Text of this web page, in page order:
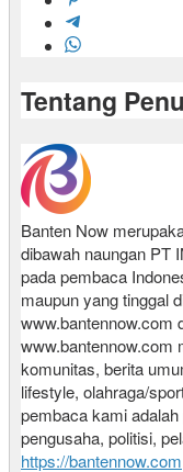
Tentang
Banten Now
dibawah naungan PT
pada pembaca
maupun yang tinggal
www.bantennow.com
www.bantennow.com
komunitas, berita
lifestyle, olahraga/
pembaca kami
pengusaha, politisi,
https://bantennow.com